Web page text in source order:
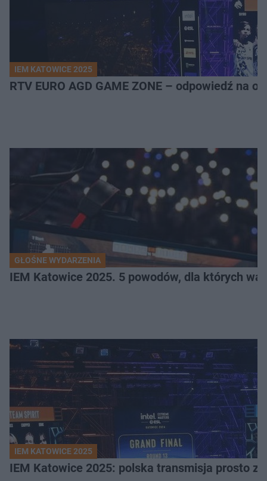
IEM KATOWICE 2025
RTV EURO AGD GAME ZONE – odpowiedź na
GŁOŚNE WYDARZENIA
IEM Katowice 2025. 5 powodów, dla których
IEM KATOWICE 2025
IEM Katowice 2025: polska transmisja prosto